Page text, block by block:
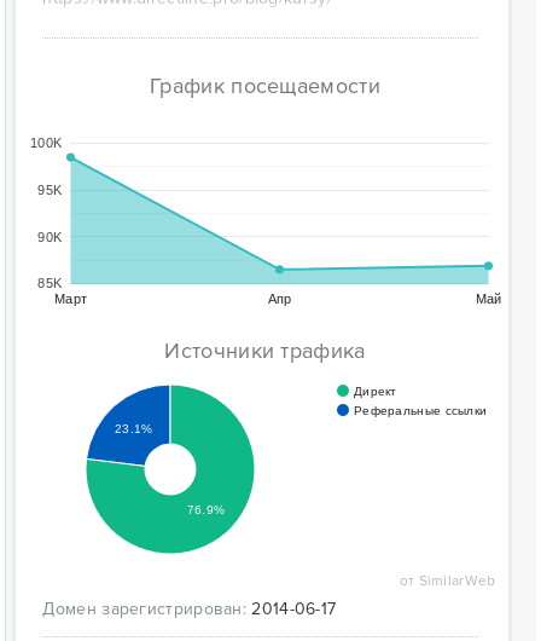
График посещаемости
Март Апр Май
85K
90K
95K
100K
Источники трафика
Директ
Реферальные ссылки
23.1%
76.9%
от SimilarWeb
Домен зарегистрирован: 2014-06-17